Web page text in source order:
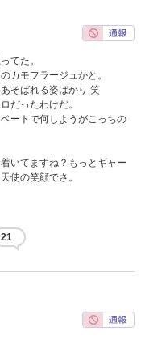
てた。
カモフラージュかと。
そばれる姿ばかり 笑
だったわけだ。
ートで何しようがこっちの
いてますね？もっとギャー
使の笑顔でさ。
21